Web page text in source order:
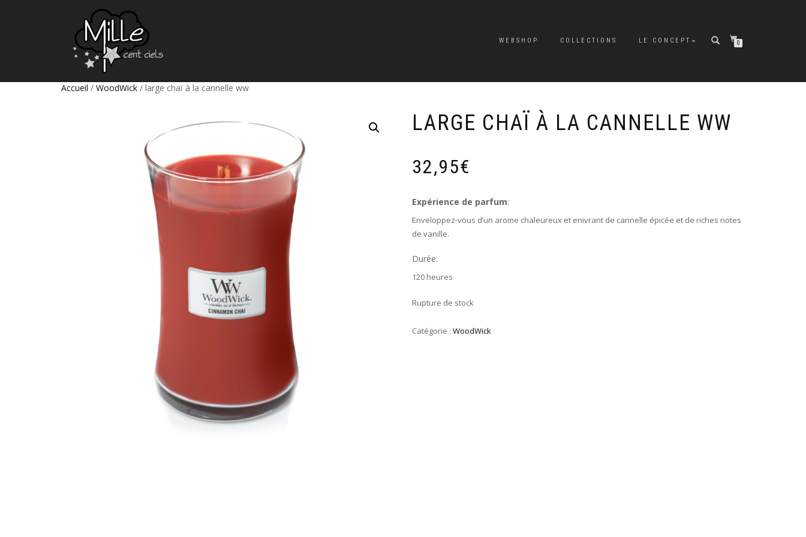
WEBSHOP COLLECTIONS LE CONCEPT 0
Accueil / WoodWick / large chaï à la cannelle ww
LARGE CHAÏ À LA CANNELLE WW
32,95€
Expérience de parfum:
Enveloppez-vous d’un arome chaleureux et enivrant de cannelle épicée et de riches notes
de vanille.
Durée:
120 heures
Rupture de stock
Catégorie : WoodWick